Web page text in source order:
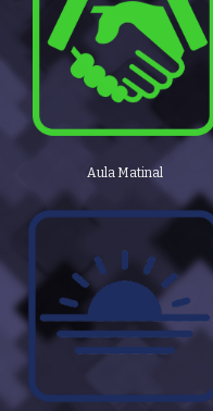
Aula Matinal